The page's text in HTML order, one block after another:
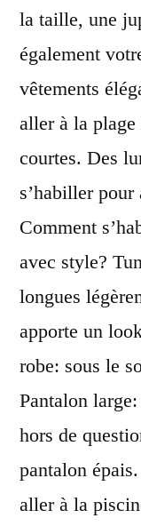
la taille, une
également
vêtements
aller à la plage
courtes. Des
s’habiller
Comment
avec style?
longues
apporte un
robe: sous le
Pantalon
hors de
pantalon
aller à la